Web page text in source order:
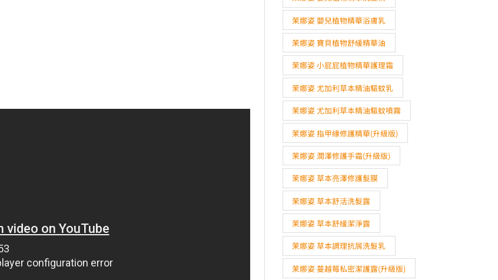
茉娜姿 嬰兒植物精華浴膚乳
茉娜姿 寶貝植物舒緩精華油
茉娜姿 小屁屁植物精華護理霜
茉娜姿 尤加利草本精油驅蚊乳
茉娜姿 尤加利草本精油驅蚊噴霧
茉娜姿 指甲緣修護精華(升級版)
茉娜姿 潤澤修護手霜(升級版)
茉娜姿 草本亮澤修護髮膜
茉娜姿 草本舒活洗髮露
茉娜姿 草本舒緩潔淨露
茉娜姿 草本調理抗屑洗髮乳
茉娜姿 蔓越莓私密潔護露(升級版)